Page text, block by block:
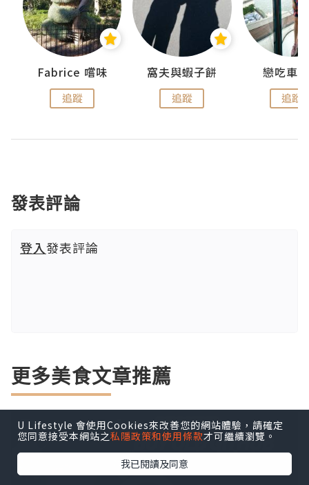
Fabrice 嚐味
追蹤
窩夫與蝦子餅
追蹤
戀吃車
追蹤
發表評論
登入發表評論
更多美食文章推薦
U Lifestyle 會使用Cookies來改善您的網站體驗，請確定
您同意接受本網站之私隱政策和使用條款才可繼續瀏覽。
我已閱讀及同意